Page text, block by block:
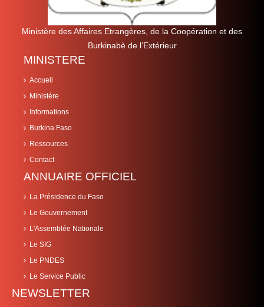
Ministère des Affaires Etrangères, de la Coopération et des
Burkinabè de l’Extérieur
MINISTERE
Accueil
Ministère
Informations
Burkina Faso
Ressources
Contact
ANNUAIRE OFFICIEL
La Présidence du Faso
Le Gouvernement
L'Assemblée Nationale
Le SIG
Le PNDES
Le Service Public
NEWSLETTER